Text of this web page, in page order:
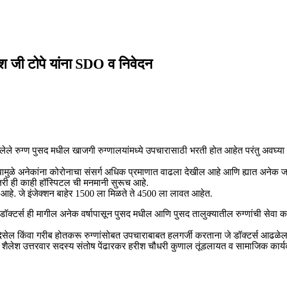
जी टोपे यांना SDO व निवेदन
रुग्ण पुसद मधील खाजगी रुग्णालयांमध्ये उपचारासाठी भरती होत आहेत परंतु अवघ्या
अनेकांना कोरोनाचा संसर्ग अधिक प्रमाणात वाढला देखील आहे आणि ह्यात अनेक
ही काही हॉस्पिटल ची मनमानी सुरूच आहे.
आहे. जे इंजेक्शन बाहेर 1500 ला मिळते ते 4500 ला लावत आहेत.
ही मागील अनेक वर्षापासून पुसद मधील आणि पुसद तालुक्यातील रुग्णांची सेवा
किंवा गरीब होतकरू रुग्णांसोबत उपचाराबाबत हलगर्जी करताना जे डॉक्टर्स
उत्तरवार सदस्य संतोष पेंढारकर हरीश चौधरी कुणाल तूंडलायत व सामाजिक